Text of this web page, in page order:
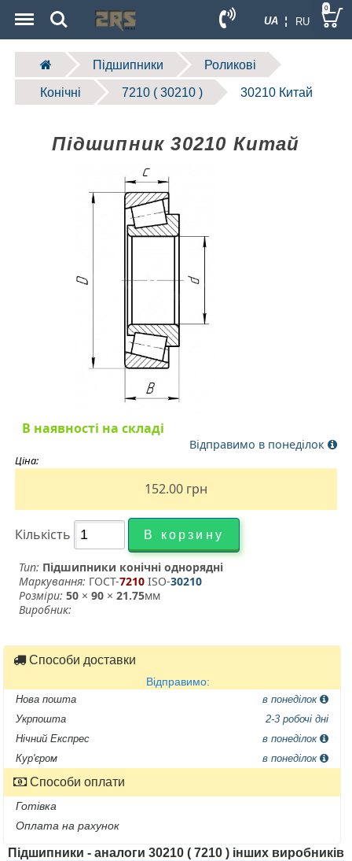
UA ¦ RU
Search 0
Підшипники Роликові
Конічні 7210 ( 30210 ) 30210 Китай
Підшипник 30210 Китай
В наявності на складі
Відправимо в понеділок
Ціна:
152.00 грн
Кількість
Тип: Підшипники конічні однорядні
Маркування: ГОСТ-7210 ­ ISO-30210
Розміри: 50 ×90 ×21.75мм
Виробник:
Способи доставки
Відправимо:
Нова пошта
в понеділок
Укрпошта
2-3 робочі дні
Нічний Експрес
в понеділок
Кур'єром
в понеділок
Способи оплати
Готівка
Оплата на рахунок
Підшипники - аналоги 30210 ( 7210 ) інших виробників